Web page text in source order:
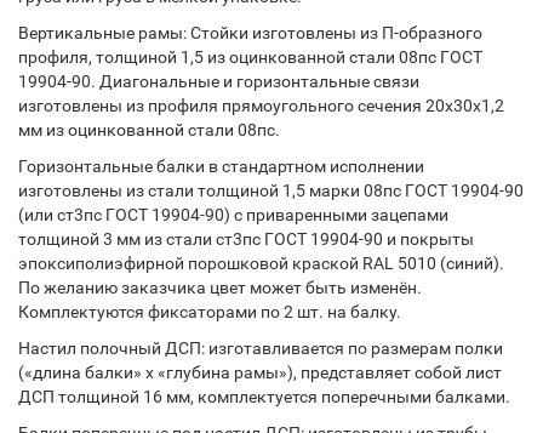
Вертикальные рамы: Стойки изготовлены из П-образного
профиля, толщиной 1,5 из оцинкованной стали 08пс ГОСТ
19904-90. Диагональные и горизонтальные связи
изготовлены из профиля прямоугольного сечения 20х30х1,2
мм из оцинкованной стали 08пс.
Горизонтальные балки в стандартном исполнении
изготовлены из стали толщиной 1,5 марки 08пс ГОСТ 19904-90
(или ст3пс ГОСТ 19904-90) с приваренными зацепами
толщиной 3 мм из стали ст3пс ГОСТ 19904-90 и покрыты
эпоксиполиэфирной порошковой краской RAL 5010 (синий).
По желанию заказчика цвет может быть изменён.
Комплектуются фиксаторами по 2 шт. на балку.
Настил полочный ДСП: изготавливается по размерам полки
(«длина балки» х «глубина рамы»), представляет собой лист
ДСП толщиной 16 мм, комплектуется поперечными балками.